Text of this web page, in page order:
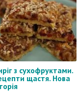
з сухофруктами.
щастя. Нова